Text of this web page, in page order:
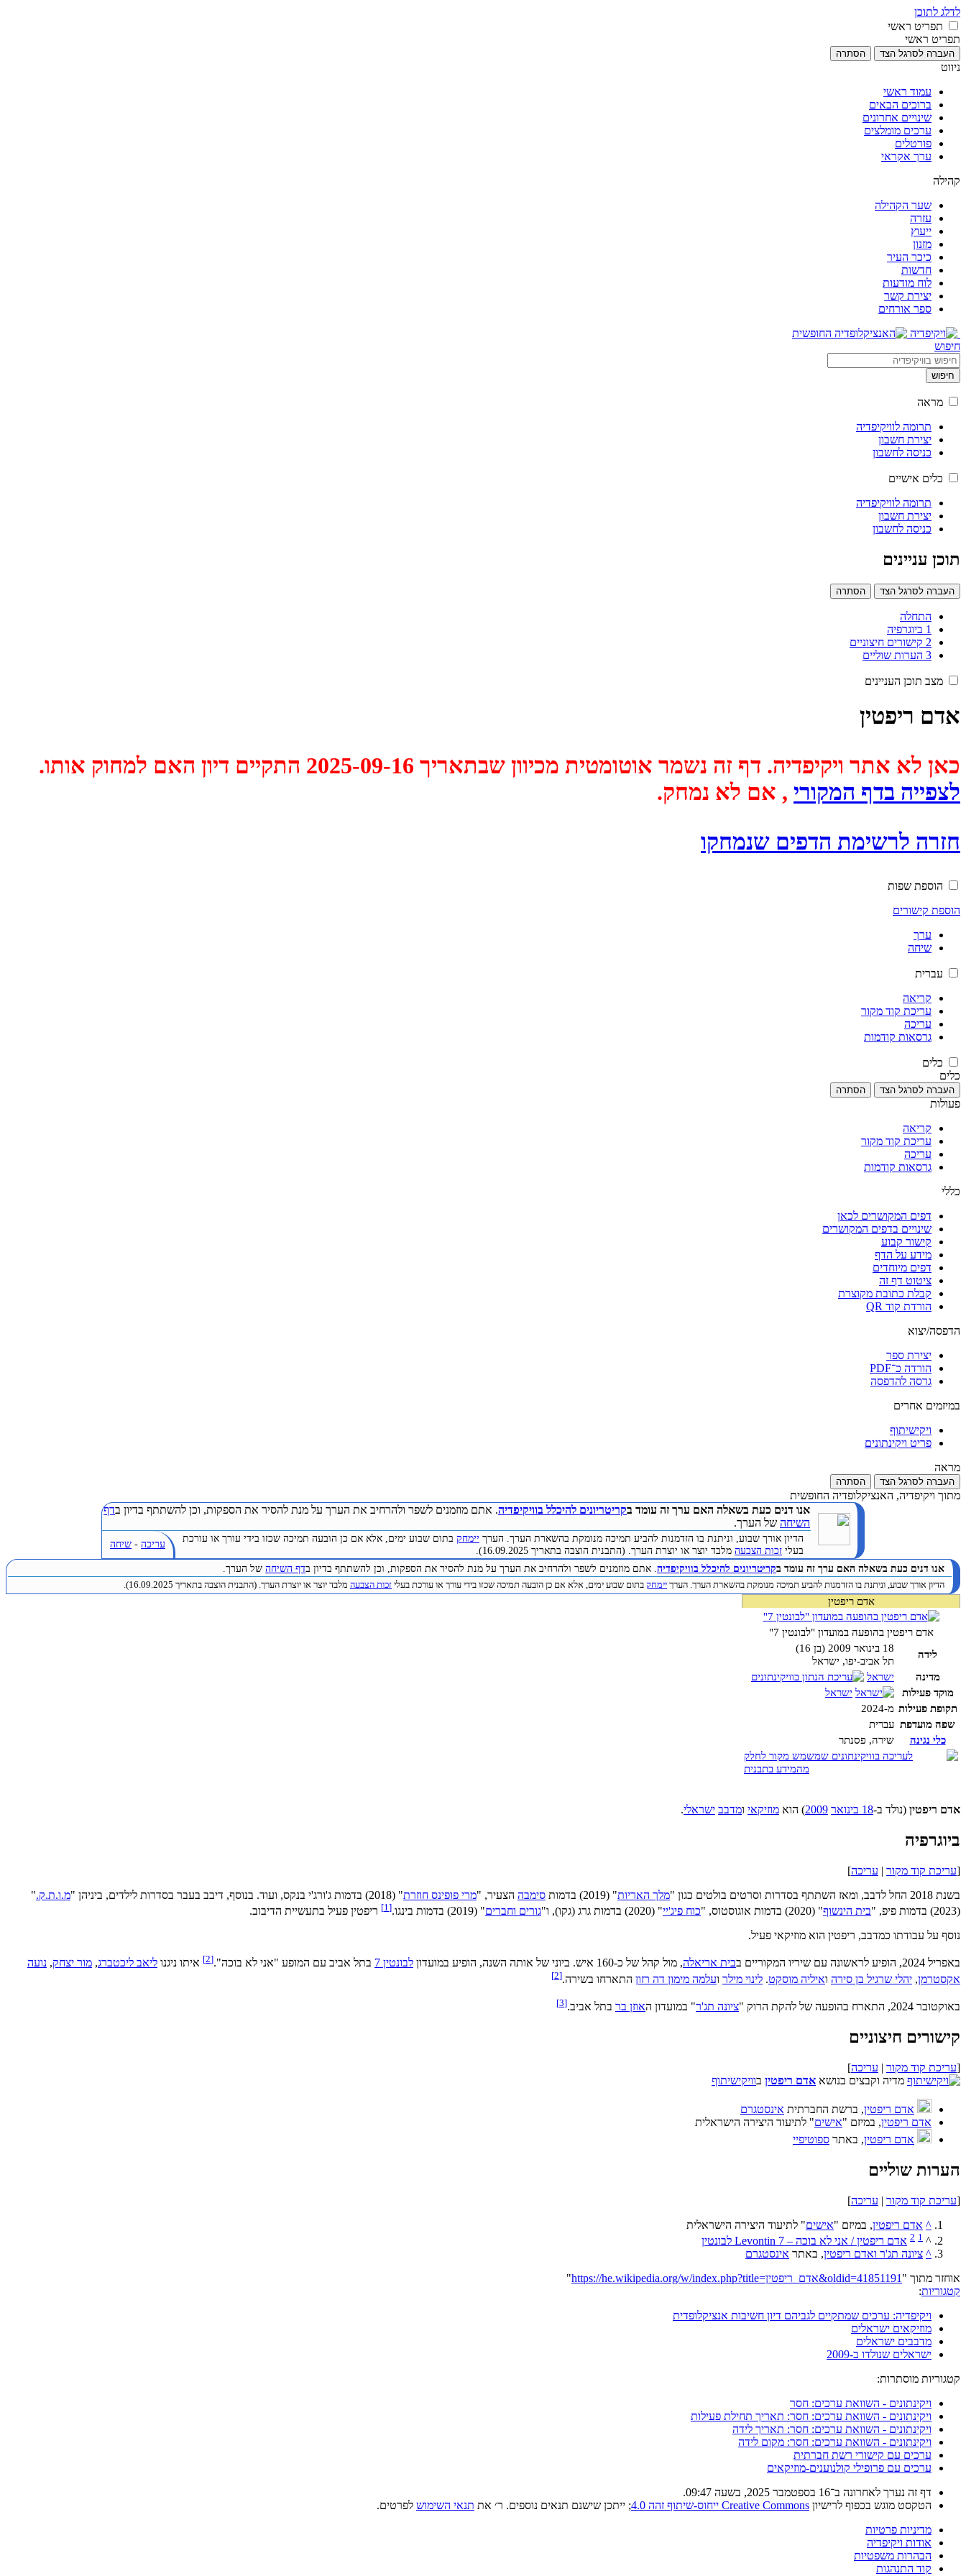
לדלג לתוכן
תפריט ראשי
תפריט ראשי
העברה לסרגל הצד הסתרה
ניווט
עמוד ראשי
ברוכים הבאים
שינויים אחרונים
ערכים מומלצים
פורטלים
ערך אקראי
קהילה
שער הקהילה
עזרה
ייעוץ
מזנון
כיכר העיר
חדשות
לוח מודעות
יצירת קשר
ספר אורחים
חיפוש
חיפוש
מראה
תרומה לוויקיפדיה
יצירת חשבון
כניסה לחשבון
כלים אישיים
תרומה לוויקיפדיה
יצירת חשבון
כניסה לחשבון
תוכן עניינים
העברה לסרגל הצד הסתרה
התחלה
1 ביוגרפיה
2 קישורים חיצוניים
3 הערות שוליים
מצב תוכן העניינים
אדם ריפטין
כאן לא אתר ויקיפדיה. דף זה נשמר אוטומטית מכיוון שבתאריך 2025-09-16 התקיים דיון האם למחוק אותו.
לצפייה בדף המקורי , אם לא נמחק.
חזרה לרשימת הדפים שנמחקו
הוספת שפות
הוספת קישורים
ערך
שיחה
עברית
קריאה
עריכת קוד מקור
עריכה
גרסאות קודמות
כלים
כלים
העברה לסרגל הצד הסתרה
פעולות
קריאה
עריכת קוד מקור
עריכה
גרסאות קודמות
כללי
דפים המקושרים לכאן
שינויים בדפים המקושרים
קישור קבוע
מידע על הדף
דפים מיוחדים
ציטוט דף זה
קבלת כתובת מקוצרת
הורדת קוד QR
הדפסה/יצוא
יצירת ספר
הורדה כ־PDF
גרסה להדפסה
במיזמים אחרים
ויקישיתוף
פריט ויקינתונים
מראה
העברה לסרגל הצד הסתרה
מתוך ויקיפדיה, האנציקלופדיה החופשית
אנו דנים כעת בשאלה האם ערך זה עומד בקריטריונים להיכלל בוויקיפדיה. אתם מוזמנים לשפר ולהרחיב את הערך על מנת להסיר את הספקות, וכן להשתתף בדיון בדף
השיחה של הערך.
הדיון אורך שבוע, וניתנת בו הזדמנות להביע תמיכה מנומקת בהשארת הערך. הערך יימחק בתום שבוע ימים, אלא אם כן הובעה תמיכה שכזו בידי עורך או עורכת
בעלי זכות הצבעה מלבד יוצר או יוצרת הערך. (התבנית הוצבה בתאריך 16.09.2025).
עריכה - שיחה
אנו דנים כעת בשאלה האם ערך זה עומד בקריטריונים להיכלל בוויקיפדיה. אתם מוזמנים לשפר ולהרחיב את הערך על מנת להסיר את הספקות, וכן להשתתף בדיון בדף השיחה של הערך.
הדיון אורך שבוע, וניתנת בו הזדמנות להביע תמיכה מנומקת בהשארת הערך. הערך יימחק בתום שבוע ימים, אלא אם כן הובעה תמיכה שכזו בידי עורך או עורכת בעלי זכות הצבעה מלבד יוצר או יוצרת הערך. (התבנית הוצבה בתאריך 16.09.2025).
אדם ריפטין
אדם ריפטין בהופעה במועדון "לבונטין 7"
לידה
18 בינואר 2009
(בן 16)
תל אביב-יפו, ישראל
מדינה
ישראל
מוקד פעילות
ישראל
תקופת פעילות מ-2024
שפה מועדפת עברית
כלי נגינה
שירה, פסנתר
אדם ריפטין (נולד ב-18 בינואר 2009) הוא מוזיקאי ומדבב ישראלי.
ביוגרפיה
[עריכת קוד מקור | עריכה]
בשנת 2018 החל לדבב, ומאז השתתף בסדרות וסרטים בולטים כגון "
מלך האריות" (2019) בדמות סימבה הצעיר, "מרי פופינס חוזרת" (2018) בדמות ג'ורג'י בנקס, ועוד. בנוסף, דיבב בעבר בסדרות לילדים, ביניהן " מ.ו.ת.ק."
(2023) בדמות פיפ, "
בית הינשוף" (2020) בדמות אוגוסטוס, " כוח פיג'יי" (2020) בדמות גרג (גקו), ו" גורים וחברים" (2019) בדמות בינגו. [
1
] ריפטין פעיל בתעשיית הדיבוב.
נוסף על עבודתו כמדבב, ריפטין הוא מוזיקאי פעיל.
באפריל 2024, הופיע לראשונה עם שיריו המקוריים ב בית אריאלה, מול קהל של כ-160 איש. ביוני של אותה השנה, הופיע במועדון לבונטין 7 בתל אביב עם המופע "אני לא בוכה".[
2
] איתו ניגנו ליאב ליכטברג, מור יצחק, נועה
אקסטרמן, יהלי שרגיל בן סירה ואיליה מוסקט. לינוי מילר ועלמה מימון דה רזון התארחו בשירה.[
2
]
באוקטובר 2024, התארח בהופעה של להקת הרוק " ציונה תג'ר" במועדון האוזן בר בתל אביב.[
3
]
קישורים חיצוניים
[עריכת קוד מקור | עריכה]
מדיה וקבצים בנושא אדם ריפטין בוויקישיתוף
אדם ריפטין, ברשת החברתית אינסטגרם
אדם ריפטין, במיזם "אישים" לתיעוד היצירה הישראלית
אדם ריפטין, באתר ספוטיפיי
הערות שוליים
[עריכת קוד מקור | עריכה]
^ אדם ריפטין, במיזם "אישים" לתיעוד היצירה הישראלית
^
1
2 אדם ריפטין / אני לא בוכה – Levontin 7 לבונטין
^ ציונה תג'ר ואדם ריפטין, באתר אינסטגרם
אוחזר מתוך " https://he.wikipedia.org/w/index.php?title=אדם_ריפטין&oldid=41851191
"
קטגוריות:
ויקיפדיה: ערכים שמתקיים לגביהם דיון חשיבות אנציקלופדית
מוזיקאים ישראלים
מדבבים ישראלים
ישראלים שנולדו ב-2009
קטגוריות מוסתרות:
ויקינתונים - השוואת ערכים: חסר
ויקינתונים - השוואת ערכים: חסר: תאריך תחילת פעילות
ויקינתונים - השוואת ערכים: חסר: תאריך לידה
ויקינתונים - השוואת ערכים: חסר: מקום לידה
ערכים עם קישורי רשת חברתית
ערכים עם פרופילי קולנוענים-מוזיקאים
דף זה נערך לאחרונה ב־16 בספטמבר 2025, בשעה 09:47.
הטקסט מוגש בכפוף לרישיון Creative Commons ייחוס-שיתוף זהה 4.0 ; ייתכן שישנם תנאים נוספים. ר׳ את תנאי השימוש לפרטים.
מדיניות פרטיות
אודות ויקיפדיה
הבהרות משפטיות
קוד התנהגות